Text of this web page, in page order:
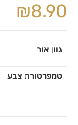
₪8.90
גוון אור
טמפרטורת צבע